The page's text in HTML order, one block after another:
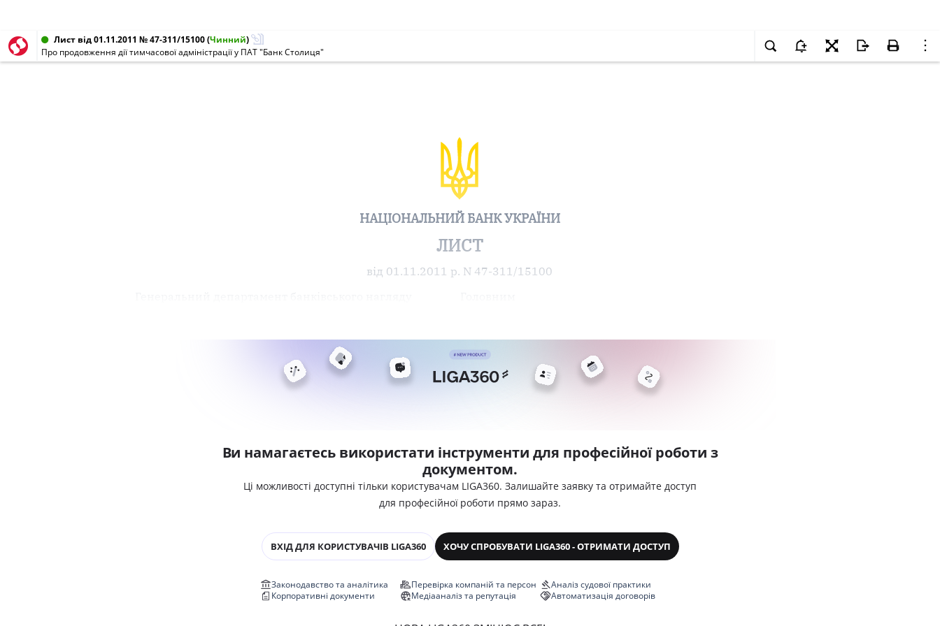
Лист від 01.11.2011 № 47-311/15100(Чинний)
Про продовження дії тимчасової адміністрації у ПАТ "Банк Столиця"
НАЦІОНАЛЬНИЙ БАНК УКРАЇНИ
ЛИСТ
від 01.11.2011 р. N 47-311/15100
Ви намагаєтесь використати інструменти для професійної роботи з
документом.
Ці можливості доступні тільки користувачам LIGA360. Залишайте заявку та отримайте доступ
для професійної роботи прямо зараз.
ВХІД ДЛЯ КОРИСТУВАЧІВ LIGA360 ХОЧУ СПРОБУВАТИ LIGA360 - ОТРИМАТИ ДОСТУП
Законодавство та аналітика
Корпоративні документи
Перевірка компаній та персон
Медіааналіз та репутація
Аналіз судової практики
Автоматизація договорів